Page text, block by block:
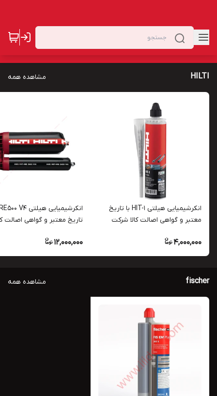
HILTI مشاهده همه
انکرشیمیایی هیلتی HIT-1 با تاریخ
معتبر و گواهی اصالت کالا شرکت
4,000,000
تاریخ معتبر و گواهی اصالت
12,000,000
fischer مشاهده همه